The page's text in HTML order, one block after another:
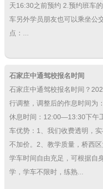
天16:30之前预约 2.预约班车
车另外学员朋友也可以乘坐公
点：...
石家庄中通驾校报名时间
石家庄中通驾校报名时间？
行调整，调整后的作息时间
休息时间：12:00—13:30下午
车优势：1、我们收费透明，
不加价。2、教学质量，桥西
学车时间自由充足，可根据自
学，学车不限时，练熟...